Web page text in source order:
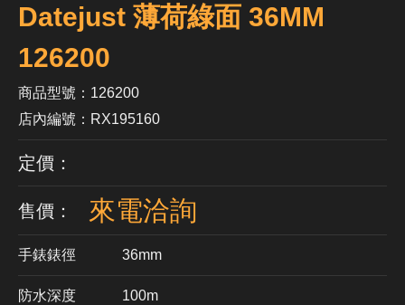
Datejust 薄荷綠面 36MM
126200
商品型號：126200
店內編號：RX195160
定價：
售價： 來電洽詢
手錶錶徑 36mm
防水深度 100m